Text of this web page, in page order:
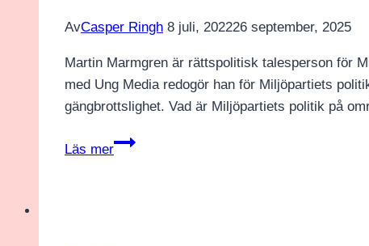
AvCasper Ringh 8 juli, 202226 september, 2025
Martin Marmgren är rättspolitisk talesperson för
med Ung Media redogör han för Miljöpartiets
gängbrottslighet. Vad är Miljöpartiets politik på
Läs mer
Martin